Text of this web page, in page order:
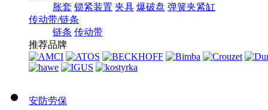
胀套 锁紧装置 夹具 爆破盘 弹簧夹紧缸
传动带/链条
链条 传动带
推荐品牌
安防劳保